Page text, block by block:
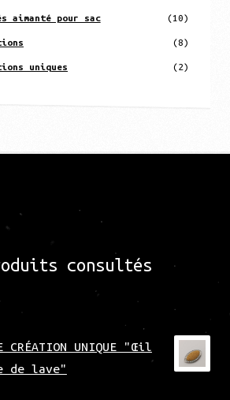
aimanté pour sac (10)
(8)
uniques (2)
consultés
CRÉATION UNIQUE "Œil
de lave"